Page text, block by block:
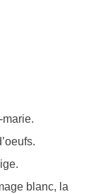
blanc, la